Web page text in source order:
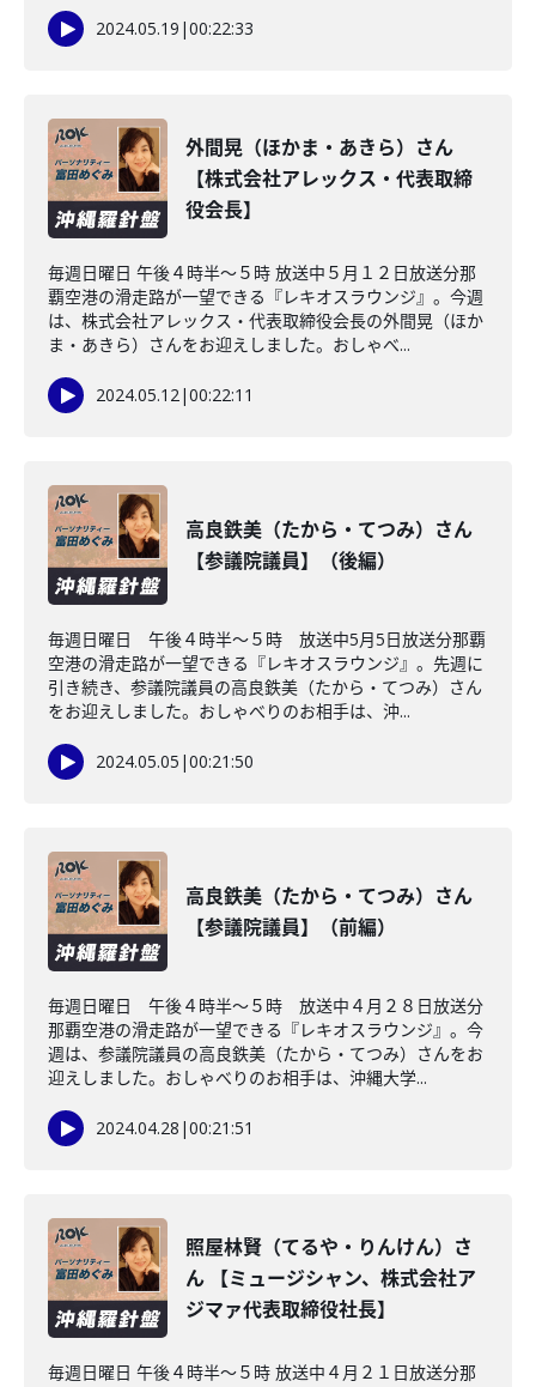
2024.05.19 |00:22:33
外間晃（ほかま・あきら）さん
【株式会社アレックス・代表取締
役会長】
毎週日曜日 午後４時半～５時 放送中５月１２日放送分那
覇空港の滑走路が一望できる『レキオスラウンジ』。今週
は、株式会社アレックス・代表取締役会長の外間晃（ほか
ま・あきら）さんをお迎えしました。おしゃべ...
2024.05.12|00:22:11
高良鉄美（たから・てつみ）さん
【参議院議員】（後編）
毎週日曜日 午後４時半～５時 放送中5月5日放送分那覇
空港の滑走路が一望できる『レキオスラウンジ』。先週に
引き続き、参議院議員の高良鉄美（たから・てつみ）さん
をお迎えしました。おしゃべりのお相手は、沖...
2024.05.05 |00:21:50
高良鉄美（たから・てつみ）さん
【参議院議員】（前編）
毎週日曜日 午後４時半～５時 放送中４月２８日放送分
那覇空港の滑走路が一望できる『レキオスラウンジ』。今
週は、参議院議員の高良鉄美（たから・てつみ）さんをお
迎えしました。おしゃべりのお相手は、沖縄大学...
2024.04.28 |00:21:51
照屋林賢（てるや・りんけん）さ
ん 【ミュージシャン、株式会社ア
ジマァ代表取締役社長】
毎週日曜日 午後４時半～５時 放送中４月２１日放送分那